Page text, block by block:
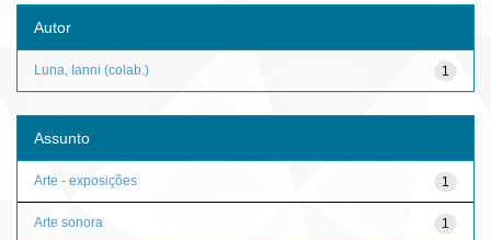
Autor
1
Luna, Ianni (colab.)
Assunto
1
Arte - exposições
1
Arte sonora